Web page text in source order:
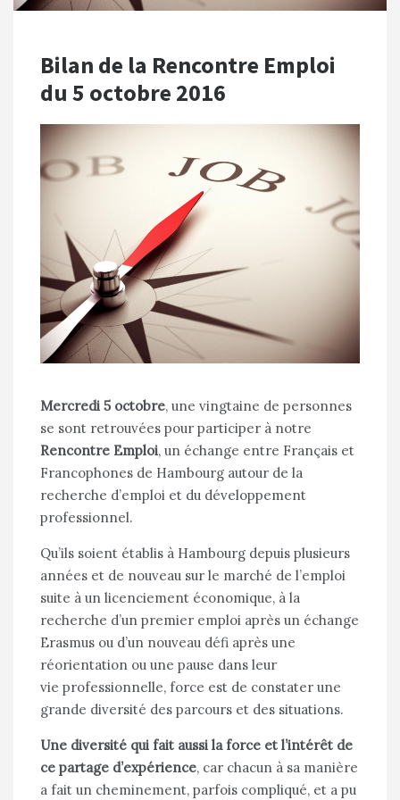
Bilan de la Rencontre Emploi
du 5 octobre 2016
Mercredi 5 octobre, une vingtaine de personnes
se sont retrouvées pour participer à notre
Rencontre Emploi, un échange entre Français et
Francophones de Hambourg autour de la
recherche d’emploi et du développement
professionnel.
Qu’ils soient établis à Hambourg depuis plusieurs
années et de nouveau sur le marché de l’emploi
suite à un licenciement économique, à la
recherche d’un premier emploi après un échange
Erasmus ou d’un nouveau défi après une
réorientation ou une pause dans leur
vie professionnelle, force est de constater une
grande diversité des parcours et des situations.
Une diversité qui fait aussi la force et l’intérêt de
ce partage d’expérience, car chacun à sa manière
a fait un cheminement, parfois compliqué, et a pu